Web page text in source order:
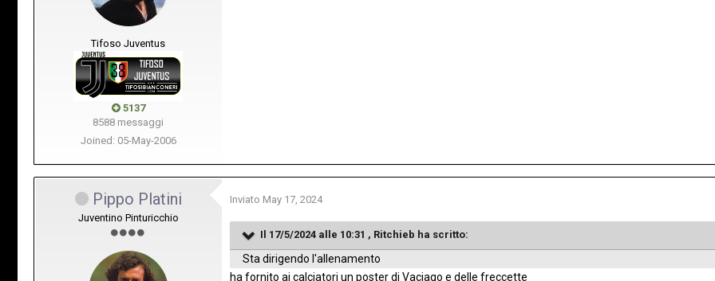
Tifoso Juventus
5137
8588 messaggi
Joined: 05-May-2006
Pippo Platini
Juventino Pinturicchio
Inviato May 17, 2024
Il 17/5/2024 alle 10:31 , Ritchieb ha scritto:
Sta dirigendo l'allenamento
ha fornito ai calciatori un poster di Vaciago e delle freccette